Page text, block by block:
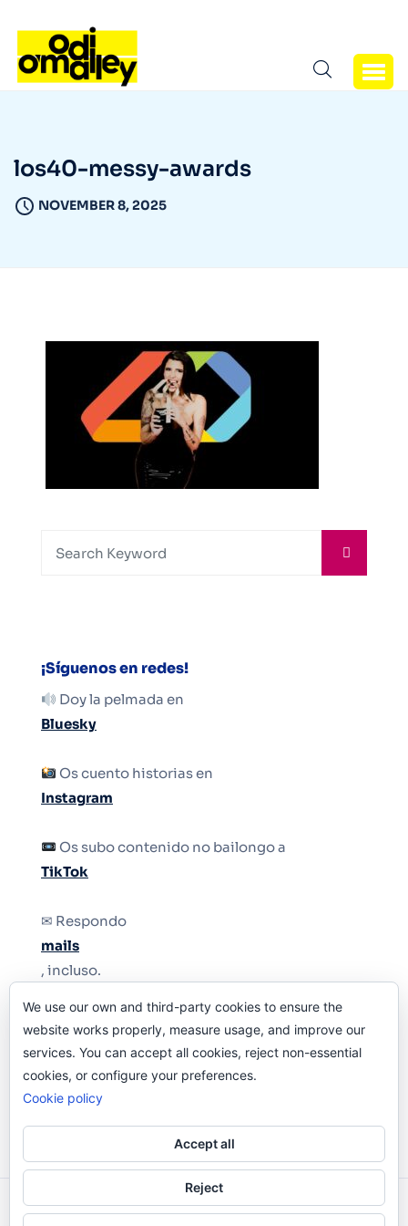
los40-messy-awards
NOVEMBER 8, 2025
¡Síguenos en redes!
Doy la pelmada en
Bluesky
Os cuento historias en
Instagram
Os subo contenido no bailongo a
TikTok
✉ Respondo
mails
, incluso.
Y si una persona no puede tener teléfono, que
le quiten el teléfono.
Odi O'Malley © 2016-2025. Todos Los Derechos
We use our own and third-party cookies to ensure the
website works properly, measure usage, and improve our
services. You can accept all cookies, reject non-essential
cookies, or configure your preferences.
Cookie policy
Accept all
Reject